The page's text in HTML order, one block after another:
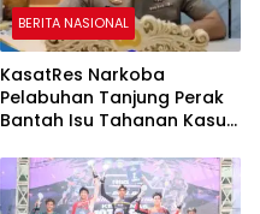
BERITA NASIONAL
KasatRes Narkoba
Pelabuhan Tanjung Perak
Bantah Isu Tahanan Kasus